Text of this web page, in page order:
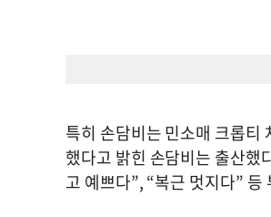
특히 손담비는 민소매 크롭티
했다고 밝힌 손담비는 출산했
고 예쁘다”, “복근 멋지다”